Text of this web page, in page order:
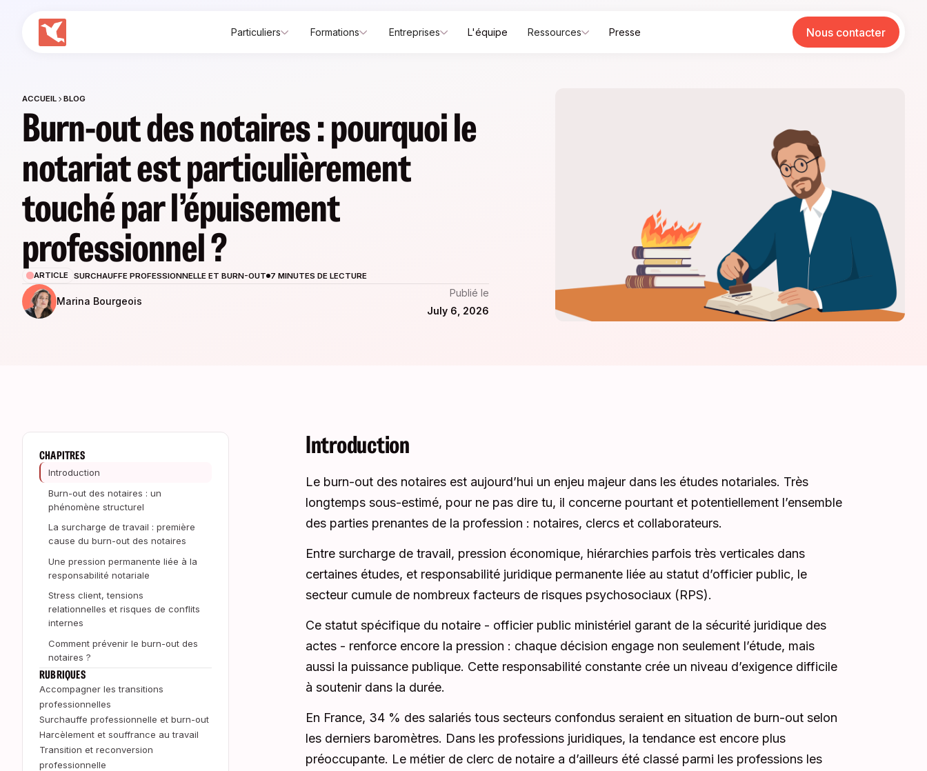
Particuliers Formations Entreprises L'équipe Ressources Presse Nous contacter
ACCUEIL BLOG
Burn-out des notaires : pourquoi le
notariat est particulièrement
touché par l’épuisement
professionnel ?
ARTICLE SURCHAUFFE PROFESSIONNELLE ET BURN-OUT 7 MINUTES DE LECTURE
Marina Bourgeois
Publié le
July 6, 2026
CHAPITRES
Introduction
Burn-out des notaires : un
phénomène structurel
La surcharge de travail : première
cause du burn-out des notaires
Une pression permanente liée à la
responsabilité notariale
Stress client, tensions
relationnelles et risques de conflits
internes
Comment prévenir le burn-out des
notaires ?
RUBRIQUES
Accompagner les transitions
professionnelles
Surchauffe professionnelle et burn-out
Harcèlement et souffrance au travail
Transition et reconversion
professionnelle
Introduction
Le burn-out des notaires est aujourd’hui un enjeu majeur dans les études notariales. Très
longtemps sous-estimé, pour ne pas dire tu, il concerne pourtant et potentiellement l’ensemble
des parties prenantes de la profession : notaires, clercs et collaborateurs.
Entre surcharge de travail, pression économique, hiérarchies parfois très verticales dans
certaines études, et responsabilité juridique permanente liée au statut d’officier public, le
secteur cumule de nombreux facteurs de risques psychosociaux (RPS).
Ce statut spécifique du notaire - officier public ministériel garant de la sécurité juridique des
actes - renforce encore la pression : chaque décision engage non seulement l’étude, mais
aussi la puissance publique. Cette responsabilité constante crée un niveau d’exigence difficile
à soutenir dans la durée.
En France, 34 % des salariés tous secteurs confondus seraient en situation de burn-out selon
les derniers baromètres. Dans les professions juridiques, la tendance est encore plus
préoccupante. Le métier de clerc de notaire a d’ailleurs été classé parmi les professions les